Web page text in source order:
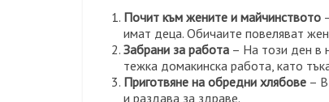
Почит към жените и майчинството
имат деца. Обичаите повеляват
Забрани за работа – На този ден в
тежка домакинска работа, като
Приготвяне на обредни хлябове –
и раздава за здраве.